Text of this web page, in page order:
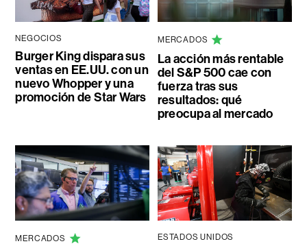
NEGOCIOS
Burger King dispara sus
ventas en EE.UU. con un
nuevo Whopper y una
promoción de Star Wars
MERCADOS
La acción más rentable
del S&P 500 cae con
fuerza tras sus
resultados: qué
preocupa al mercado
MERCADOS ESTADOS UNIDOS